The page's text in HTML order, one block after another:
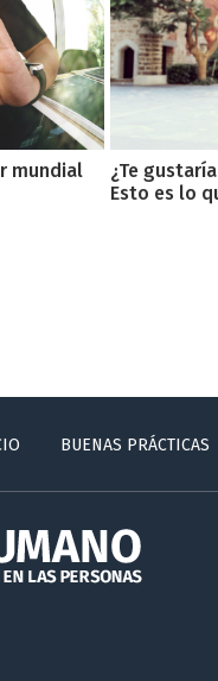
mundial
¿Te
Esto es lo
BUENAS PRÁCTICAS